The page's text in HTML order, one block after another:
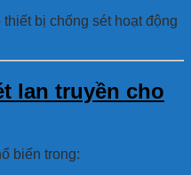
bị chống sét hoạt động
lan truyền cho
biến trong: